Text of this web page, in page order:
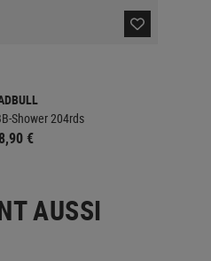
Shower 204rds
€
AUSSI